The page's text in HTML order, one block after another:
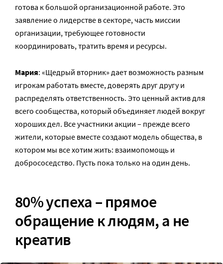
готова к большой организационной работе. Это
заявление о лидерстве в секторе, часть миссии
организации, требующее готовности
координировать, тратить время и ресурсы.
Мария: «Щедрый вторник» дает возможность разным
игрокам работать вместе, доверять друг другу и
распределять ответственность. Это ценный актив для
всего сообщества, который объединяет людей вокруг
хороших дел. Все участники акции – прежде всего
жители, которые вместе создают модель общества, в
котором мы все хотим жить: взаимопомощь и
добрососедство. Пусть пока только на один день.
80% успеха – прямое
обращение к людям, а не
креатив